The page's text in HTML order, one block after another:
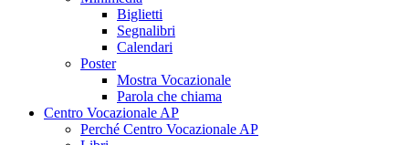
Biglietti
Segnalibri
Calendari
Poster
Mostra Vocazionale
Parola che chiama
Centro Vocazionale AP
Perché Centro Vocazionale AP